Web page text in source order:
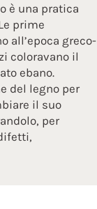
è una pratica
prime
all’epoca greco-
coloravano il
ebano.
del legno per
il suo
per